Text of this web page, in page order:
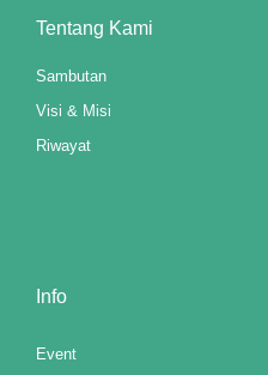
al
panel
Tentang Kami
Sambutan
Visi & Misi
Riwayat
Info
Event